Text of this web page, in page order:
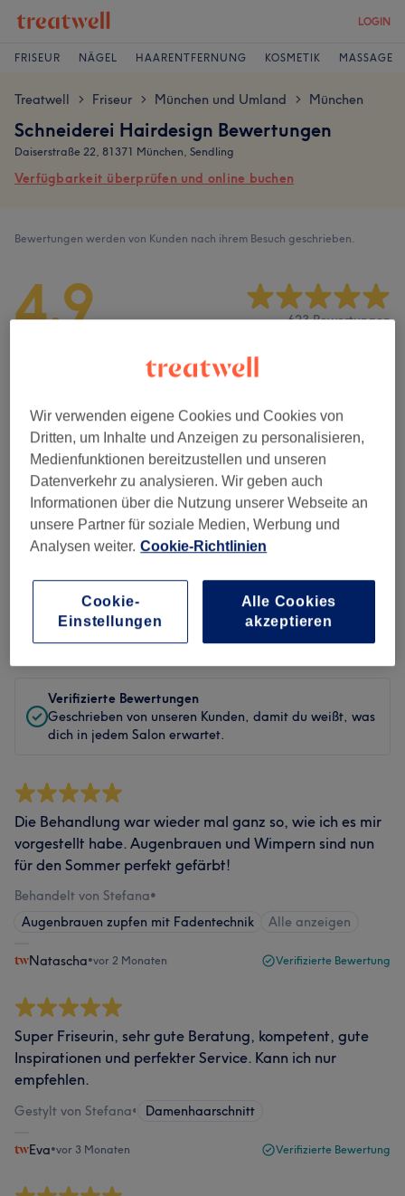
LOGIN
FRISEUR NÄGEL HAARENTFERNUNG KOSMETIK MASSAGE
Treatwell > Friseur > München und Umland > München
Schneiderei Hairdesign Bewertungen
Daiserstraße 22, 81371 München, Sendling
Verfügbarkeit überprüfen und online buchen
Bewertungen werden von Kunden nach ihrem Besuch geschrieben.
4,9 623 Bewertungen
Sauberkeit
Service
Bewertungen filtern
Behandlung Alle Bewertungen
Bewertung
Verifizierte Bewertungen
Geschrieben von unseren Kunden, damit du weißt, was
dich in jedem Salon erwartet.
Die Behandlung war wieder mal ganz so, wie ich es mir
vorgestellt habe. Augenbrauen und Wimpern sind nun
für den Sommer perfekt gefärbt!
Behandelt von Stefana•
Augenbrauen zupfen mit Fadentechnik
Alle anzeigen
Natascha•vor 2 Monaten Verifizierte Bewertung
Super Friseurin, sehr gute Beratung, kompetent, gute
Inspirationen und perfekter Service. Kann ich nur
empfehlen.
Gestylt von Stefana• Damenhaarschnitt
Eva•vor 3 Monaten Verifizierte Bewertung
Wir verwenden eigene Cookies und Cookies von
Dritten, um Inhalte und Anzeigen zu personalisieren,
Medienfunktionen bereitzustellen und unseren
Datenverkehr zu analysieren. Wir geben auch
Informationen über die Nutzung unserer Webseite an
unsere Partner für soziale Medien, Werbung und
Analysen weiter. Cookie-Richtlinien
Cookie-
Einstellungen
Alle Cookies
akzeptieren